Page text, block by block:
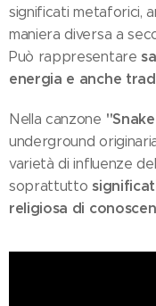
significati metaforici,
maniera diversa a
Può rappresentare
energia e anche
Nella canzone
underground
varietà di influenze del
soprattutto
religiosa di